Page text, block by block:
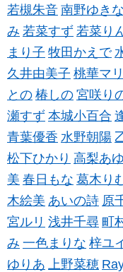
若槻朱音 南野ゆきな
み 若菜すず 若菜り
まり子 牧田かえで
久井由美子 桃華マ
との 椿しの 宮咲り
瀬すず 本城小百合
青葉優香 水野朝陽
松下ひかり 高梨あ
美 春日もな 葛木り
木絵美 あいの詩 原
宮ルリ 浅井千尋 町
み 一色まりな 梓ユ
ゆりあ 上野菜穂